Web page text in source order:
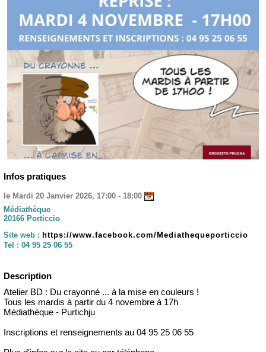
Infos pratiques
le Mardi 20 Janvier 2026, 17:00 - 18:00
Médiathèque
20166 Porticcio
Site web : https://www.facebook.com/Mediathequeporticcio
Tel : 04 95 25 06 55
Description
Atelier BD : Du crayonné ... à la mise en couleurs !
Tous les mardis à partir du 4 novembre à 17h
Médiathèque - Purtichju
Inscriptions et renseignements au 04 95 25 06 55